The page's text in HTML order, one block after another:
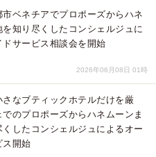
ベネチアでプロポーズからハネ
知り尽くしたコンシェルジュに
サービス相談会を開始
2026年06月08日 01時
なブティックホテルだけを厳
のプロポーズからハネムーンま
したコンシェルジュによるオー
ス開始